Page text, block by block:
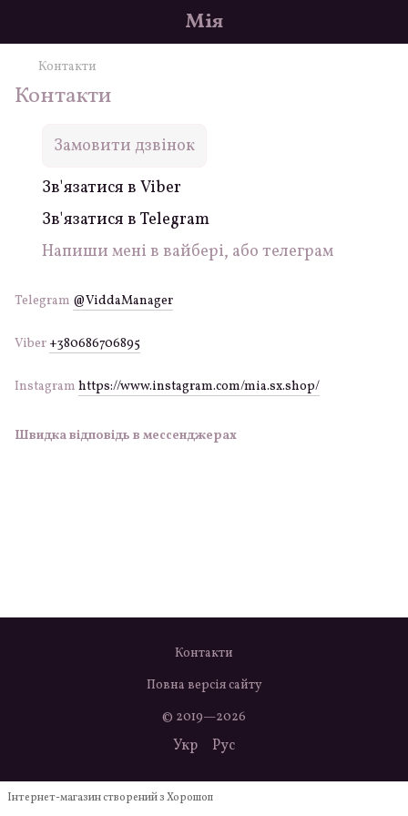
Мія
Контакти
Контакти
Замовити дзвінок
Зв'язатися в Viber
Зв'язатися в Telegram
Напиши мені в вайбері, або телеграм
Telegram @ViddaManager
Viber +380686706895
Instagram https://www.instagram.com/mia.sx.shop/
Швидка відповідь в мессенджерах
Контакти
Повна версія сайту
© 2019—2026
Укр Рус
Інтернет-магазин створений з Хорошоп